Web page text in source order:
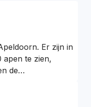
Er zijn in
apen te zien,
de…